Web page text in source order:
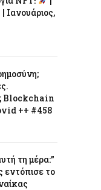
Blockchain
++ #458
τη μέρα:”
εντόπισε το